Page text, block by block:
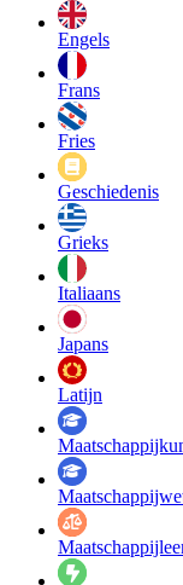
Engels
Frans
Fries
Geschiedenis
Grieks
Italiaans
Japans
Latijn